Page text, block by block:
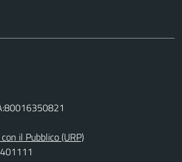
il Pubblico (URP)